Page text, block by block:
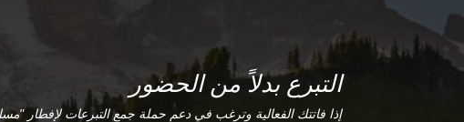
التبرع بدلاً من الحضور
إذا فاتتك الفعالية وترغب في دعم حملة جمع التبرعات لإفطار